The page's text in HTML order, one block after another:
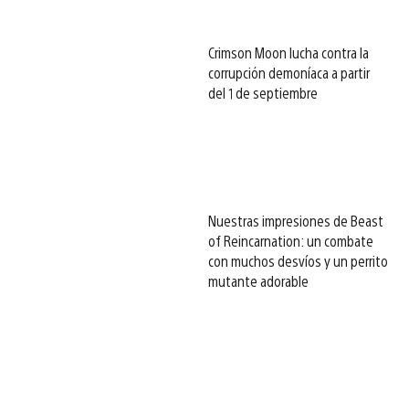
Crimson Moon lucha contra la
corrupción demoníaca a partir
del 1 de septiembre
Nuestras impresiones de Beast
of Reincarnation: un combate
con muchos desvíos y un perrito
mutante adorable